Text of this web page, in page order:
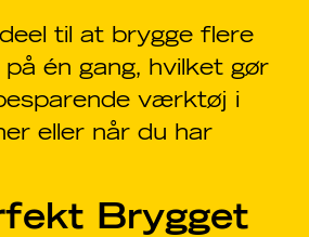
til at brygge flere
én gang, hvilket gør
værktøj i
eller når du har
Brygget